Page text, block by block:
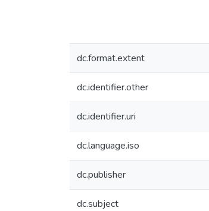
dc.format.extent
dc.identifier.other
dc.identifier.uri
dc.language.iso
dc.publisher
dc.subject